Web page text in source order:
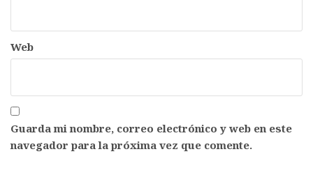
Web
Guarda mi nombre, correo electrónico y web en este
navegador para la próxima vez que comente.